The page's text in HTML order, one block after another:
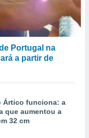
Portugal na
a partir de
Ártico funciona: a
que aumentou a
32 cm